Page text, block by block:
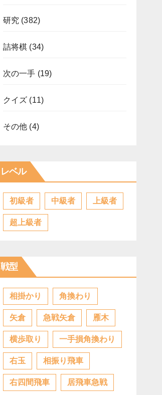
研究 (382)
詰将棋 (34)
次の一手 (19)
クイズ (11)
その他 (4)
レベル
初級者 中級者 上級者
超上級者
戦型
相掛かり 角換わり
矢倉 急戦矢倉 雁木
横歩取り 一手損角換わり
右玉 相振り飛車
右四間飛車 居飛車急戦